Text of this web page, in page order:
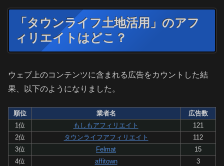
「タウンライフ土地活用」のアフ
ィリエイトはどこ？
ウェブ上のコンテンツに含まれる広告をカウントした結
果、以下のようになりました。
順位 業者名
広告数
1位
もしもアフィリエイト
121
2位
タウンライフアフィリエイト
112
3位
Felmat
15
4位
affitown 3